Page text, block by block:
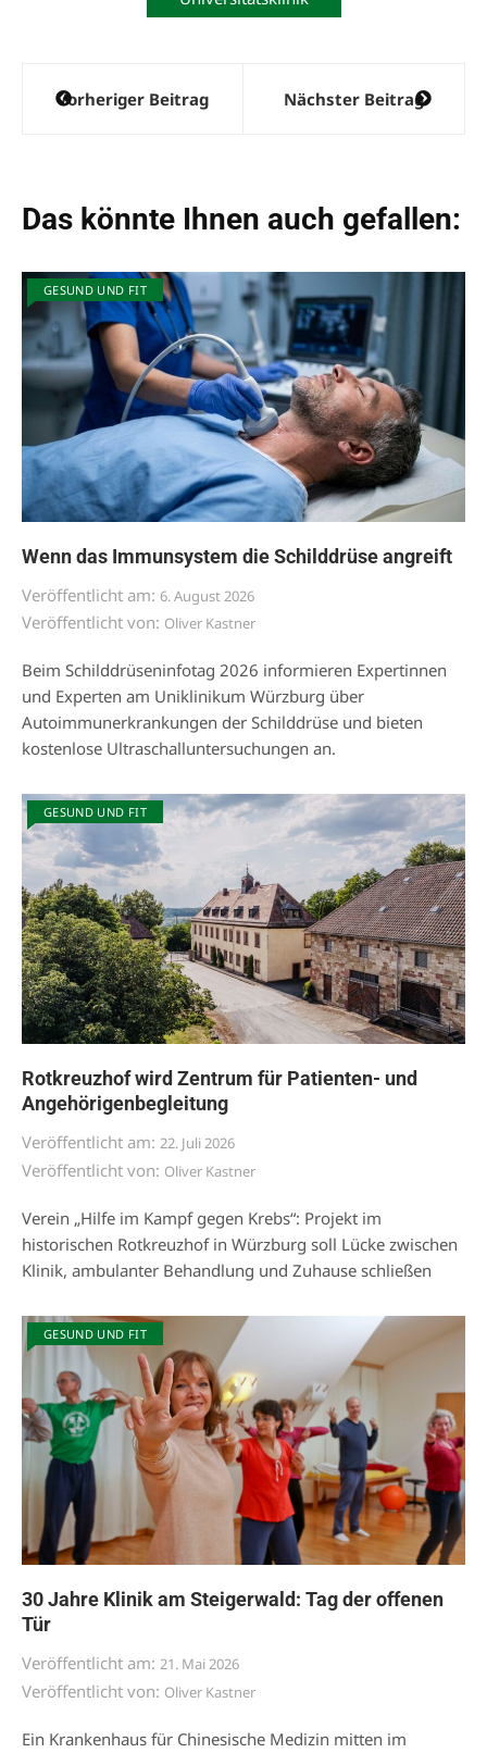
Beitragsnavigation
Vorheriger Beitrag Nächster Beitrag
Das könnte Ihnen auch gefallen:
GESUND UND FIT
Wenn das Immunsystem die Schilddrüse angreift
Veröffentlicht am: 6. August 2026
Veröffentlicht von: Oliver Kastner
Beim Schilddrüseninfotag 2026 informieren Expertinnen
und Experten am Uniklinikum Würzburg über
Autoimmunerkrankungen der Schilddrüse und bieten
kostenlose Ultraschalluntersuchungen an.
GESUND UND FIT
Rotkreuzhof wird Zentrum für Patienten- und
Angehörigenbegleitung
Veröffentlicht am: 22. Juli 2026
Veröffentlicht von: Oliver Kastner
Verein „Hilfe im Kampf gegen Krebs“: Projekt im
historischen Rotkreuzhof in Würzburg soll Lücke zwischen
Klinik, ambulanter Behandlung und Zuhause schließen
GESUND UND FIT
30 Jahre Klinik am Steigerwald: Tag der offenen
Tür
Veröffentlicht am: 21. Mai 2026
Veröffentlicht von: Oliver Kastner
Ein Krankenhaus für Chinesische Medizin mitten im